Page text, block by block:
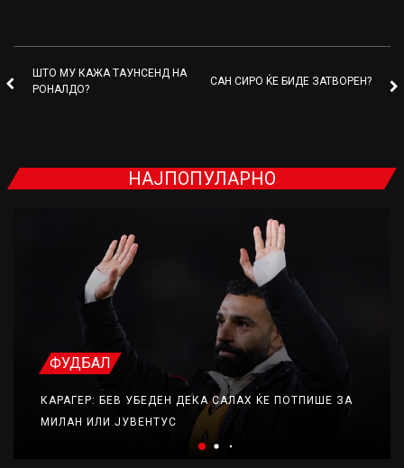
ШТО МУ КАЖА ТАУНСЕНД НА
РОНАЛДО?
САН СИРО ЌЕ БИДЕ ЗАТВОРЕН?
НАЈПОПУЛАРНО
ФУДБАЛ
КАРАГЕР: БЕВ УБЕДЕН ДЕКА САЛАХ ЌЕ ПОТПИШЕ ЗА
МИЛАН ИЛИ ЈУВЕНТУС